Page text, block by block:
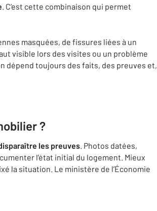
. C’est cette combinaison qui permet
masquées, de fissures liées à un
visible lors des visites ou un problème
dépend toujours des faits, des preuves et,
?
les preuves. Photos datées,
l’état initial du logement. Mieux
la situation. Le ministère de l’Économie